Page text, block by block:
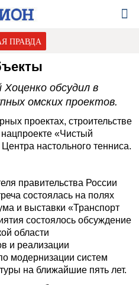
ПРАВДА
обсудил в
омских проектов.
проектах, строительстве
нацпроекте «Чистый
настольного тенниса.
правительства России
состоялась на полях
и выставки «Транспорт
состоялось обсуждение
области
и реализации
модернизации систем
на ближайшие пять лет.